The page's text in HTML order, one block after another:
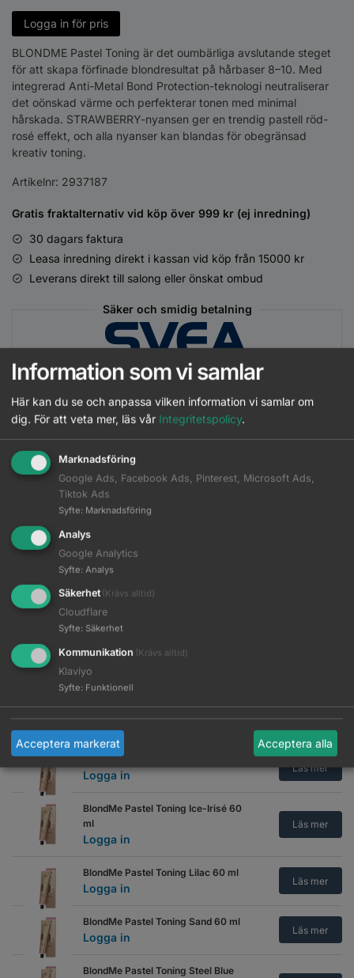
Logga in för pris
BLONDME Pastel Toning är det oumbärliga avslutande steget
för att skapa förfinade blondresultat på hårbaser 8–10. Med
integrerad Anti-Metal Bond Protection-teknologi neutraliserar
det oönskad värme och perfekterar tonen med minimal
hårskada. STRAWBERRY-nyansen ger en trendig pastell röd-
rosé effekt, och alla nyanser kan blandas för obegränsad
kreativ toning.
Artikelnr: 2937187
Gratis fraktalternativ vid köp över 999 kr (ej inredning)
30 dagars faktura
Leasa inredning direkt i kassan vid köp från 15000 kr
Leverans direkt till salong eller önskat ombud
Säker och smidig betalning
Matchande Produkter
Beskrivning
Ytterligare information
ml
Logga in
BlondMe Pastel Toning Brown-
Logga in
BlondMe Pastel Toning Clear 60 ml
Läs mer
BlondMe Pastel Toning Ice 60 ml
Logga in
Läs mer
BlondMe Pastel Toning Ice-Irisé 60
ml
Logga in
Läs mer
BlondMe Pastel Toning Lilac 60 ml
Logga in
Läs mer
BlondMe Pastel Toning Sand 60 ml
Logga in
Läs mer
BlondMe Pastel Toning Steel Blue
Information som vi samlar
Här kan du se och anpassa vilken information vi samlar om
dig. För att veta mer, läs vår Integritetspolicy.
Marknadsföring
Google Ads, Facebook Ads, Pinterest, Microsoft Ads,
Tiktok Ads
Syfte: Marknadsföring
Analys
Google Analytics
Syfte: Analys
Säkerhet (Krävs alltid)
Cloudflare
Syfte: Säkerhet
Kommunikation (Krävs alltid)
Klaviyo
Syfte: Funktionell
Acceptera markerat Acceptera alla